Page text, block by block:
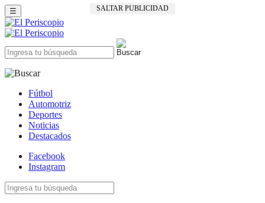
SALTAR PUBLICIDAD
☰
Fútbol
Automotriz
Deportes
Noticias
Destacados
Facebook
Instagram